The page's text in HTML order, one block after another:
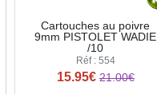
Cartouches au poivre
9mm PISTOLET WADIE
/10
Réf : 554
15.95€ 21.00€